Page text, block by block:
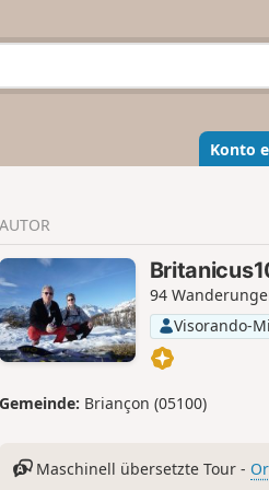
Konto
AUTOR
94
Visorando-
Gemeinde: Briançon (05100)
Maschinell übersetzte Tour -